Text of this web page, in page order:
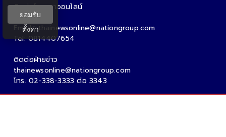
ติดต่อโฆษณาออนไลน์
คุณอ้อ
Email : thainewsonline@nationgroup.com
Tel: 0814407654
ติดต่อฝ่ายข่าว
thainewsonline@nationgroup.com
โทร. 02-338-3333 ต่อ 3343
ยอมรับ
ตั้งค่า